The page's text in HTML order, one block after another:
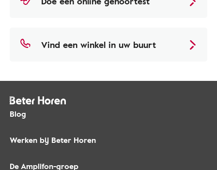
Vind een winkel in uw buurt
Blog
Werken bij Beter Horen
De Amplifon-groep